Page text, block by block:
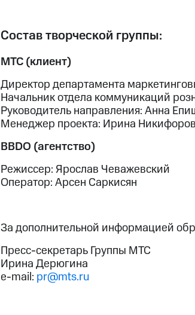
Состав творческой группы:
МТС (клиент)
Директор департамента
Начальник отдела коммуникаций
Руководитель направления: Анна
Менеджер проекта: Ирина
BBDO (агентство)
Режиссер: Ярослав Чеважевский
Оператор: Арсен Саркисян
За дополнительной информацией
Пресс-секретарь Группы МТС
Ирина Дерюгина
e-mail: pr@mts.ru